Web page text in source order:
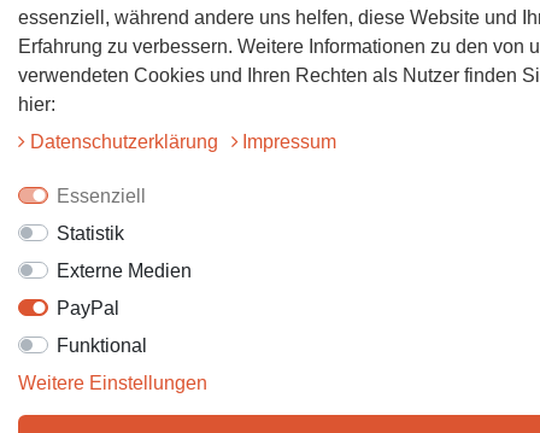
essenziell, während andere uns helfen, diese Website und
Erfahrung zu verbessern. Weitere Informationen zu den von
verwendeten Cookies und Ihren Rechten als Nutzer finden
hier:
Daten­schutz­erklärung
Impressum
Essenziell
Statistik
Externe Medien
PayPal
Funktional
Weitere Einstellungen